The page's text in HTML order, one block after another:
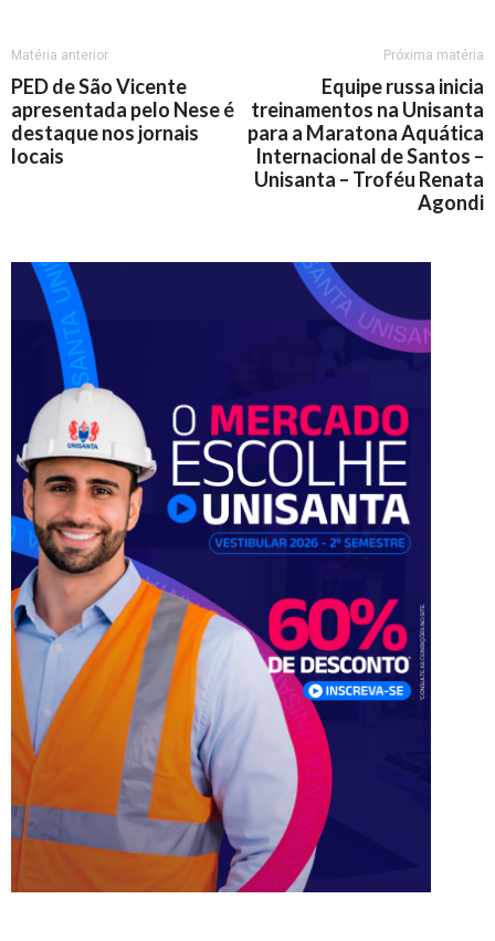
Matéria anterior
PED de São Vicente
apresentada pelo Nese é
destaque nos jornais
locais
Próxima matéria
Equipe russa inicia
treinamentos na Unisanta
para a Maratona Aquática
Internacional de Santos –
Unisanta – Troféu Renata
Agondi